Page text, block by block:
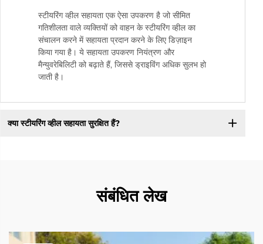
स्टीयरिंग व्हील सहायता एक ऐसा उपकरण है जो सीमित
गतिशीलता वाले व्यक्तियों को वाहन के स्टीयरिंग व्हील का
संचालन करने में सहायता प्रदान करने के लिए डिज़ाइन
किया गया है। ये सहायता उपकरण नियंत्रण और
मैन्युवरेबिलिटी को बढ़ाते हैं, जिससे ड्राइविंग अधिक सुलभ हो
जाती है।
क्या स्टीयरिंग व्हील सहायता सुरक्षित हैं?
संबंधित लेख